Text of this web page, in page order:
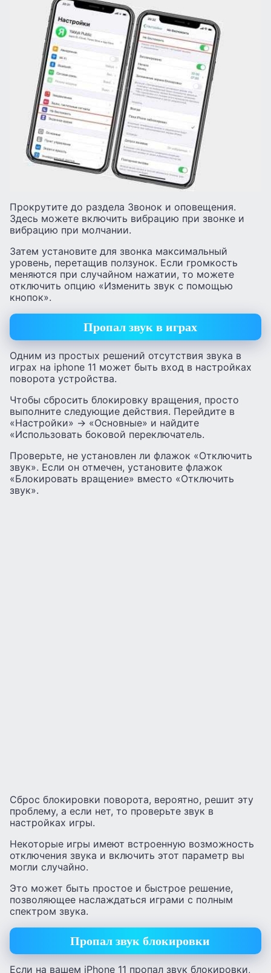
Прокрутите до раздела Звонок и оповещения.
Здесь можете включить вибрацию при звонке и
вибрацию при молчании.
Затем установите для звонка максимальный
уровень, перетащив ползунок. Если громкость
меняются при случайном нажатии, то можете
отключить опцию «Изменить звук с помощью
кнопок».
Пропал звук в играх
Одним из простых решений отсутствия звука в
играх на iphone 11 может быть вход в настройках
поворота устройства.
Чтобы сбросить блокировку вращения, просто
выполните следующие действия. Перейдите в
«Настройки» -> «Основные» и найдите
«Использовать боковой переключатель.
Проверьте, не установлен ли флажок «Отключить
звук». Если он отмечен, установите флажок
«Блокировать вращение» вместо «Отключить
звук».
Сброс блокировки поворота, вероятно, решит эту
проблему, а если нет, то проверьте звук в
настройках игры.
Некоторые игры имеют встроенную возможность
отключения звука и включить этот параметр вы
могли случайно.
Это может быть простое и быстрое решение,
позволяющее наслаждаться играми с полным
спектром звука.
Пропал звук блокировки
Если на вашем iPhone 11 пропал звук блокировки,